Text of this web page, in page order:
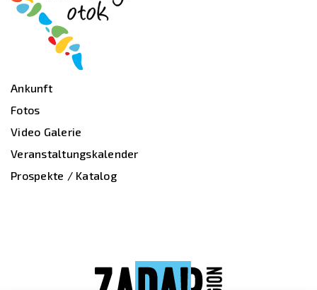
Ankunft
Fotos
Video Galerie
Veranstaltungskalender
Prospekte / Katalog